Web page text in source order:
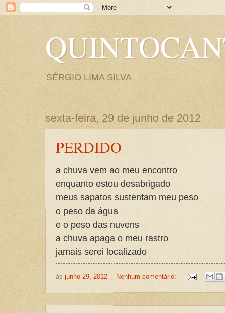
SÉRGIO LIMA SILVA
sexta-feira, 29 de junho de 2012
PERDIDO
a chuva vem ao meu encontro
enquanto estou desabrigado
meus sapatos sustentam meu peso
o peso da água
e o peso das nuvens
a chuva apaga o meu rastro
jamais serei localizado
às junho 29, 2012 Nenhum comentário: